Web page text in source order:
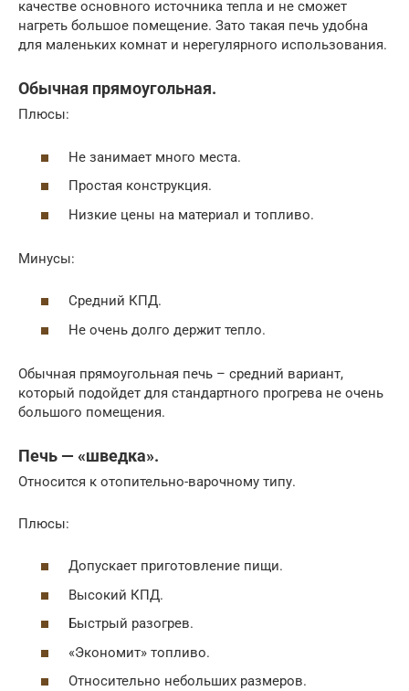
качестве основного источника тепла и не сможет
нагреть большое помещение. Зато такая печь удобна
для маленьких комнат и нерегулярного использования.
Обычная прямоугольная.
Плюсы:
Не занимает много места.
Простая конструкция.
Низкие цены на материал и топливо.
Минусы:
Средний КПД.
Не очень долго держит тепло.
Обычная прямоугольная печь – средний вариант,
который подойдет для стандартного прогрева не очень
большого помещения.
Печь — «шведка».
Относится к отопительно-варочному типу.
Плюсы:
Допускает приготовление пищи.
Высокий КПД.
Быстрый разогрев.
«Экономит» топливо.
Относительно небольших размеров.